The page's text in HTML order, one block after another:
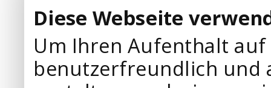
Diese Webseite
Um Ihren Aufenthalt
benutzerfreundlich und